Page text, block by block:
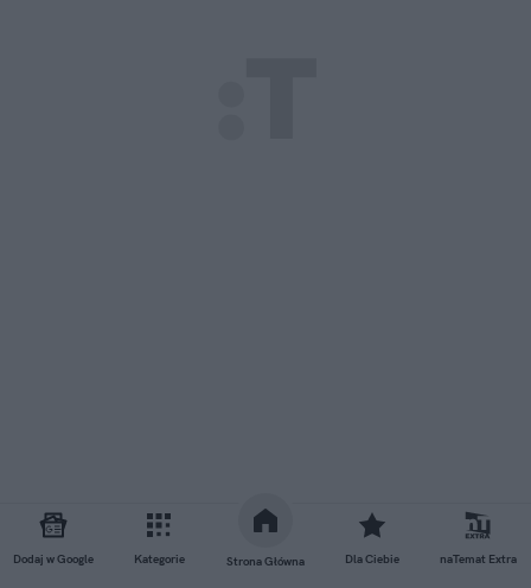
Dodaj w Google Kategorie Strona Główna Dla Ciebie naTemat Extra
Zobacz również